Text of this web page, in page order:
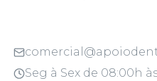
Seg à Sex de 08:00h